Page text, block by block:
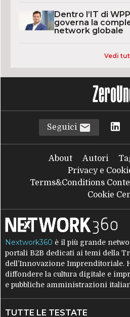
Dentro l’IT di
governa la
network globale
Vedi
Seguici
About Autori
Privacy e
Terms&Conditions
Cookie
Nextwork360 è il più grande
portali B2B dedicati ai temi della
dell’Innovazione Imprenditoriale.
diffondere la cultura digitale e
e pubbliche amministrazioni
TUTTE LE TESTATE